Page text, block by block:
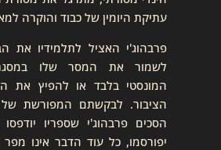
עתיקת היומין של כבוד והוקרה
פרבהוג'י האציל לתלמידיו את
לשמור את המסר שלו
המונסטי בלבד או להפיץ את
הציבור. לבקשתם המפורשת של
הסכים פרבהוג'י שספריו יודפסו
יפורסמו, כל עוד הדבר אינו מפר